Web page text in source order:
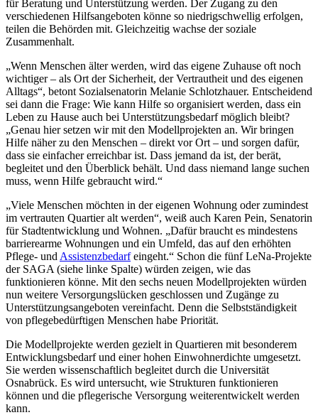
für Beratung und Unterstützung werden. Der Zugang zu den
verschiedenen Hilfsangeboten könne so niedrigschwellig erfolgen,
teilen die Behörden mit. Gleichzeitig wachse der soziale
Zusammenhalt.
„Wenn Menschen älter werden, wird das eigene Zuhause oft noch
wichtiger – als Ort der Sicherheit, der Vertrautheit und des eigenen
Alltags“, betont Sozialsenatorin Melanie Schlotzhauer. Entscheidend
sei dann die Frage: Wie kann Hilfe so organisiert werden, dass ein
Leben zu Hause auch bei Unterstützungsbedarf möglich bleibt?
„Genau hier setzen wir mit den Modellprojekten an. Wir bringen
Hilfe näher zu den Menschen – direkt vor Ort – und sorgen dafür,
dass sie einfacher erreichbar ist. Dass jemand da ist, der berät,
begleitet und den Überblick behält. Und dass niemand lange suchen
muss, wenn Hilfe gebraucht wird.“
„Viele Menschen möchten in der eigenen Wohnung oder zumindest
im vertrauten Quartier alt werden“, weiß auch Karen Pein, Senatorin
für Stadtentwicklung und Wohnen. „Dafür braucht es mindestens
barrierearme Wohnungen und ein Umfeld, das auf den erhöhten
Pflege- und Assistenzbedarfeingeht.“ Schon die fünf LeNa-Projekte
der SAGA (siehe linke Spalte) würden zeigen, wie das
funktionieren könne. Mit den sechs neuen Modellprojekten würden
nun weitere Versorgungslücken geschlossen und Zugänge zu
Unterstützungsangeboten vereinfacht. Denn die Selbstständigkeit
von pflegebedürftigen Menschen habe Priorität.
Die Modellprojekte werden gezielt in Quartieren mit besonderem
Entwicklungsbedarf und einer hohen Einwohnerdichte umgesetzt.
Sie werden wissenschaftlich begleitet durch die Universität
Osnabrück. Es wird untersucht, wie Strukturen funktionieren
können und die pflegerische Versorgung weiterentwickelt werden
kann.